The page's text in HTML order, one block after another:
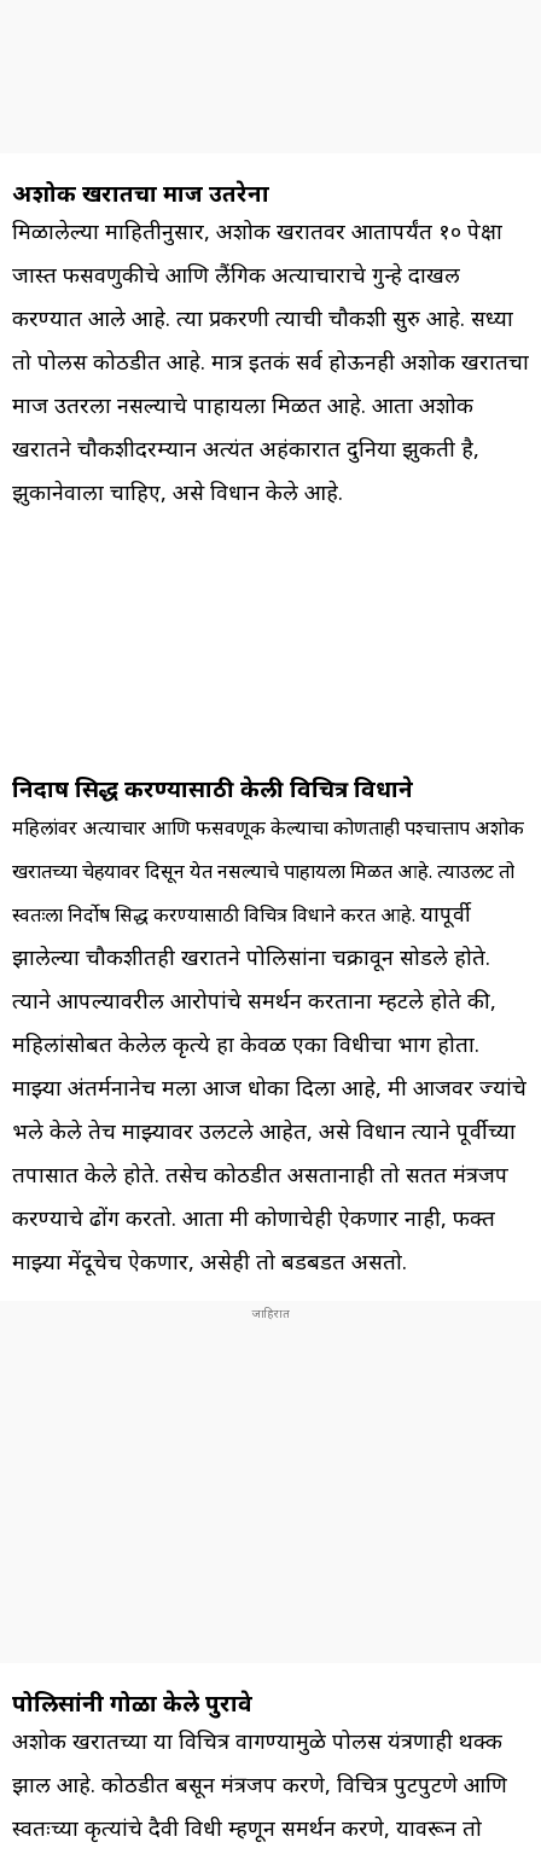
अशोक खरातचा माज उतरेना
मिळालेल्या माहितीनुसार, अशोक खरातवर आतापर्यंत १० पेक्षा
जास्त फसवणुकीचे आणि लैंगिक अत्याचाराचे गुन्हे दाखल
करण्यात आले आहे. त्या प्रकरणी त्याची चौकशी सुरु आहे. सध्या
तो पोलीस कोठडीत आहे. मात्र इतकं सर्व होऊनही अशोक खरातचा
माज उतरला नसल्याचे पाहायला मिळत आहे. आता अशोक
खरातने चौकशीदरम्यान अत्यंत अहंकारात दुनिया झुकती है,
झुकानेवाला चाहिए, असे विधान केले आहे.
निर्दोष सिद्ध करण्यासाठी केली विचित्र विधाने
महिलांवर अत्याचार आणि फसवणूक केल्याचा कोणताही पश्चात्ताप अशोक
खरातच्या चेहऱ्यावर दिसून येत नसल्याचे पाहायला मिळत आहे. त्याउलट तो
स्वतःला निर्दोष सिद्ध करण्यासाठी विचित्र विधाने करत आहे. यापूर्वी
झालेल्या चौकशीतही खरातने पोलिसांना चक्रावून सोडले होते.
त्याने आपल्यावरील आरोपांचे समर्थन करताना म्हटले होते की,
महिलांसोबत केलेली कृत्ये हा केवळ एका विधीचा भाग होता.
माझ्या अंतर्मनानेच मला आज धोका दिला आहे, मी आजवर ज्यांचे
भले केले तेच माझ्यावर उलटले आहेत, असे विधान त्याने पूर्वीच्या
तपासात केले होते. तसेच कोठडीत असतानाही तो सतत मंत्रजप
करण्याचे ढोंग करतो. आता मी कोणाचेही ऐकणार नाही, फक्त
माझ्या मेंदूचेच ऐकणार, असेही तो बडबडत असतो.
पोलिसांनी गोळा केले पुरावे
अशोक खरातच्या या विचित्र वागण्यामुळे पोलीस यंत्रणाही थक्क
झाली आहे. कोठडीत बसून मंत्रजप करणे, विचित्र पुटपुटणे आणि
स्वतःच्या कृत्यांचे दैवी विधी म्हणून समर्थन करणे, यावरून तो